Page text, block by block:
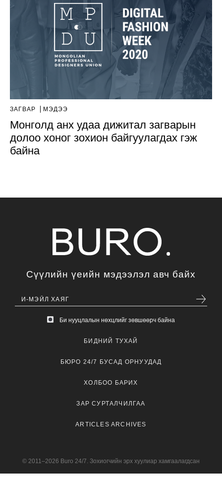
ЗАГВАР МЭДЭЭ
Монголд анх удаа дижитал загварын
долоо хоног зохион байгуулагдах гэж
байна
Сүүлийн үеийн мэдээлэл авч байх
Би нууцлалын нөхцлийг зөвшөөрч байна
БИДНИЙ ТУХАЙ
БЮРО 24/7 БУСАД ОРНУУДАД
ХОЛБОО БАРИХ
ЗАР СУРТАЛЧИЛГАА
ARTICLES ARCHIVES
© 2011–2026 Buro 24/7. Зохиогчийн эрх хуулиар хамгаалагдсан